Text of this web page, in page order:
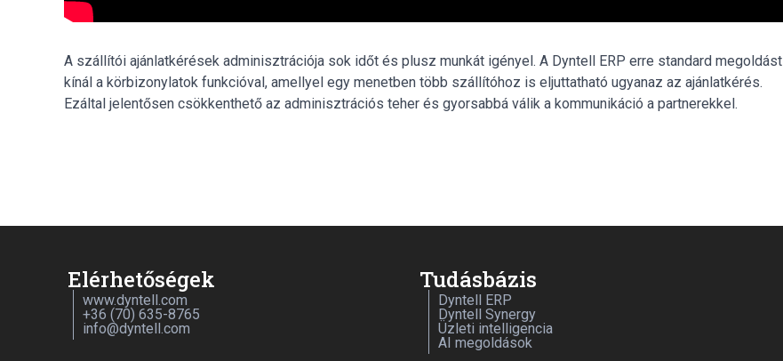
A szállítói ajánlatkérések adminisztrációja sok időt és plusz munkát igényel. A Dyntell ERP erre standard megoldást
kínál a körbizonylatok funkcióval, amellyel egy menetben több szállítóhoz is eljuttatható ugyanaz az ajánlatkérés.
Ezáltal jelentősen csökkenthető az adminisztrációs teher és gyorsabbá válik a kommunikáció a partnerekkel.
Elérhetőségek
www.dyntell.com
+36 (70) 635-8765
info@dyntell.com
Tudásbázis
Dyntell ERP
Dyntell Synergy
Üzleti intelligencia
AI megoldások